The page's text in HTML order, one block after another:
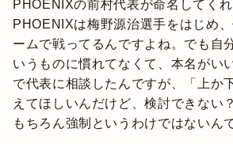
PHOENIXの前村代表が命名してくれ
PHOENIXは梅野源治選手をはじめ
ームで戦ってるんですよね。でも自
いうものに慣れてなくて、本名がい
で代表に相談したんですが、「上か
えてほしいんだけど、検討できない
もちろん強制というわけではないん